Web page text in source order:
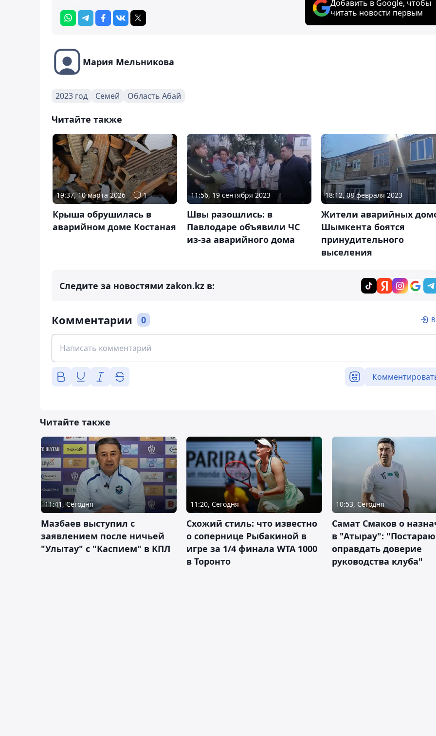
Добавить в Google, чтобы
читать новости первым
Мария Мельникова
2023 год Семей Область Абай
Читайте также
19:37, 10 марта 2026 1
Крыша обрушилась в
аварийном доме Костаная
11:56, 19 сентября 2023
Швы разошлись: в
Павлодаре объявили ЧС
из-за аварийного дома
18:12, 08 февраля 2023
Жители аварийных
Шымкента боятся
принудительного
выселения
Следите за новостями zakon.kz в:
Комментарии 0
Читайте также
11:41, Сегодня
Мазбаев выступил с
заявлением после ничьей
"Улытау" с "Каспием" в КПЛ
11:20, Сегодня
Схожий стиль: что известно
о сопернице Рыбакиной в
игре за 1/4 финала WTA 1000
в Торонто
10:53, Сегодня
Самат Смаков о
в "Атырау":
оправдать доверие
руководства клуба"